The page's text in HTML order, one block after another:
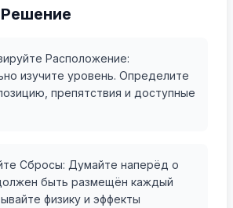
Расположение:
изучите уровень. Определите
препятствия и доступные
Сбросы: Думайте наперёд о
быть размещён каждый
физику и эффекты